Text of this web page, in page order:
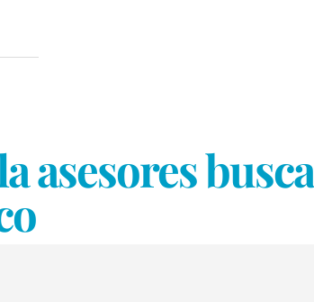
asesores busca